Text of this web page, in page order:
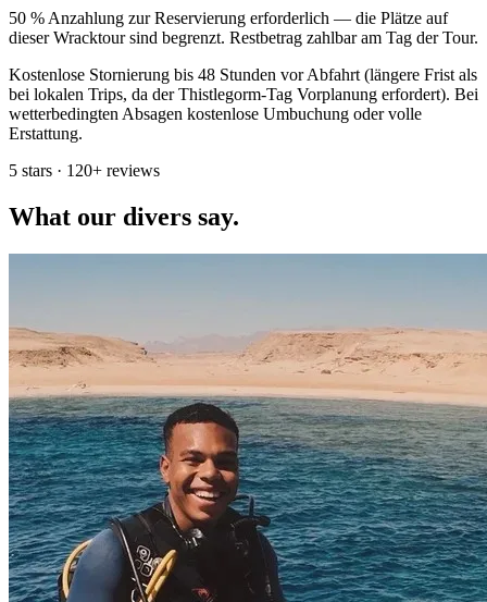
50 % Anzahlung zur Reservierung erforderlich — die Plätze auf
dieser Wracktour sind begrenzt. Restbetrag zahlbar am Tag der Tour.
Kostenlose Stornierung bis 48 Stunden vor Abfahrt (längere Frist als
bei lokalen Trips, da der Thistlegorm-Tag Vorplanung erfordert). Bei
wetterbedingten Absagen kostenlose Umbuchung oder volle
Erstattung.
5 stars · 120+ reviews
What our divers say.